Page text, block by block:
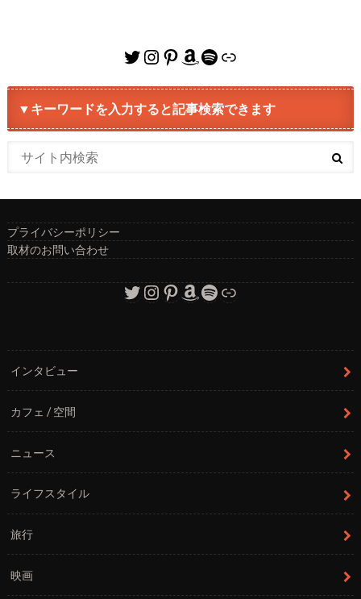
Twitter
Instagram
Pinterest
Amazon
Spotify
リンク
▼キーワードを入力すると記事検索できます
プライバシーポリシー
取材のお問い合わせ
Twitter
Instagram
Pinterest
Amazon
Spotify
リンク
インタビュー
カフェ / 空間
ニュース
ライフスタイル
旅行
映画